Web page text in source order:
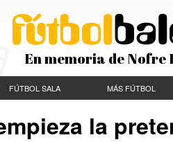
En memoria de Nofre
FÚTBOL SALA MÁS FÚTBOL
la